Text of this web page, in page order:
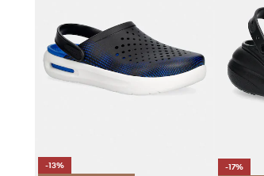
-13%
-17%